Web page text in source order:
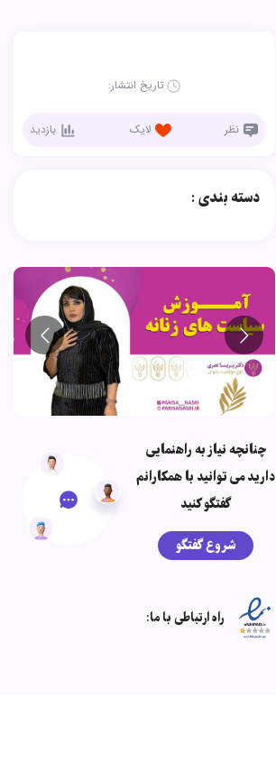
تاریخ انتشار:
نظر لایک بازدید
دسته بندی :
چنانچه نیاز به راهنمایی
دارید می توانید با همکارانم
گفتگو کنید
شروع گفتگو
راه ارتباطی با ما: